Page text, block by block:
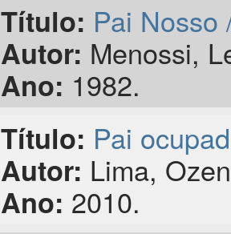
Título: Pai Nosso
Autor: Menossi,
Ano: 1982.
Título: Pai
Autor: Lima,
Ano: 2010.